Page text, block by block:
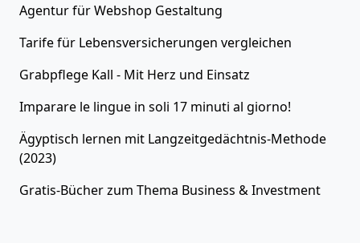
Agentur fürWebshop Gestaltung
Tarife für Lebensversicherungen vergleichen
Grabpflege Kall - Mit Herz und Einsatz
Imparare le lingue in soli 17 minuti al giorno!
Ägyptisch lernen mit Langzeitgedächtnis-Methode
(2023)
Gratis-Bücher zum Thema Business & Investment